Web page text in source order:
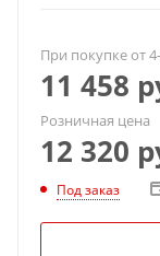
При покупке от
11 458
Розничная цена
12 320
Под заказ